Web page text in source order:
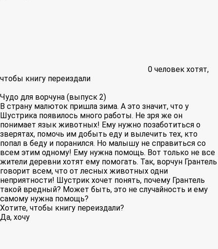
0 человек хотят,
чтобы книгу переиздали
Чудо для ворчуна (выпуск 2)
В страну малюток пришла зима. А это значит, что у
Шустрика появилось много работы. Не зря же он
понимает язык животных! Ему нужно позаботиться о
зверятах, помочь им добыть еду и вылечить тех, кто
попал в беду и поранился. Но малышу не справиться со
всем этим одному! Ему нужна помощь. Вот только не все
жители деревни хотят ему помогать. Так, ворчун Грантель
говорит всем, что от лесных животных одни
неприятности! Шустрик хочет понять, почему Грантель
такой вредный? Может быть, это не случайность и ему
самому нужна помощь?
Хотите, чтобы книгу переиздали?
Да, хочу